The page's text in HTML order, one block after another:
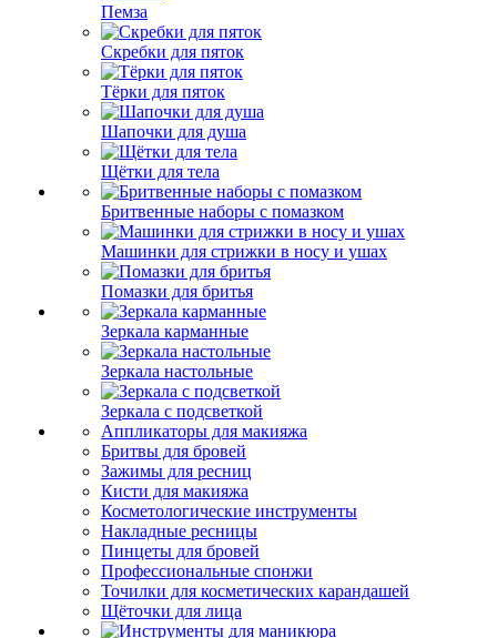
Пемза
Скребки для пяток
Тёрки для пяток
Шапочки для душа
Щётки для тела
Бритвенные наборы с помазком
Машинки для стрижки в носу и ушах
Помазки для бритья
Зеркала карманные
Зеркала настольные
Зеркала с подсветкой
Аппликаторы для макияжа
Бритвы для бровей
Зажимы для ресниц
Кисти для макияжа
Косметологические инструменты
Накладные ресницы
Пинцеты для бровей
Профессиональные спонжи
Точилки для косметических карандашей
Щёточки для лица